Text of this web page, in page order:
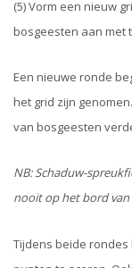
(5) Vorm een nieuw
bosgeesten aan met
Een nieuwe ronde
het grid zijn
van bosgeesten
NB: Schaduw-
nooit op het bord
Tijdens beide